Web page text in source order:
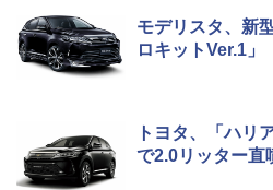
モデリスタ、新
ロキットVer.1」
トヨタ、「ハリ
で2.0リッター直